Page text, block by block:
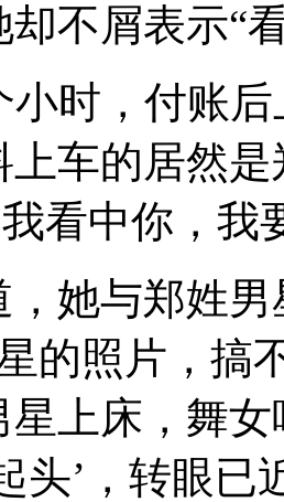
不屑表示“
小时，付账
上车的居然
看中你，我
，她与郑姓
的照片，搞
上床，舞
头’，转眼